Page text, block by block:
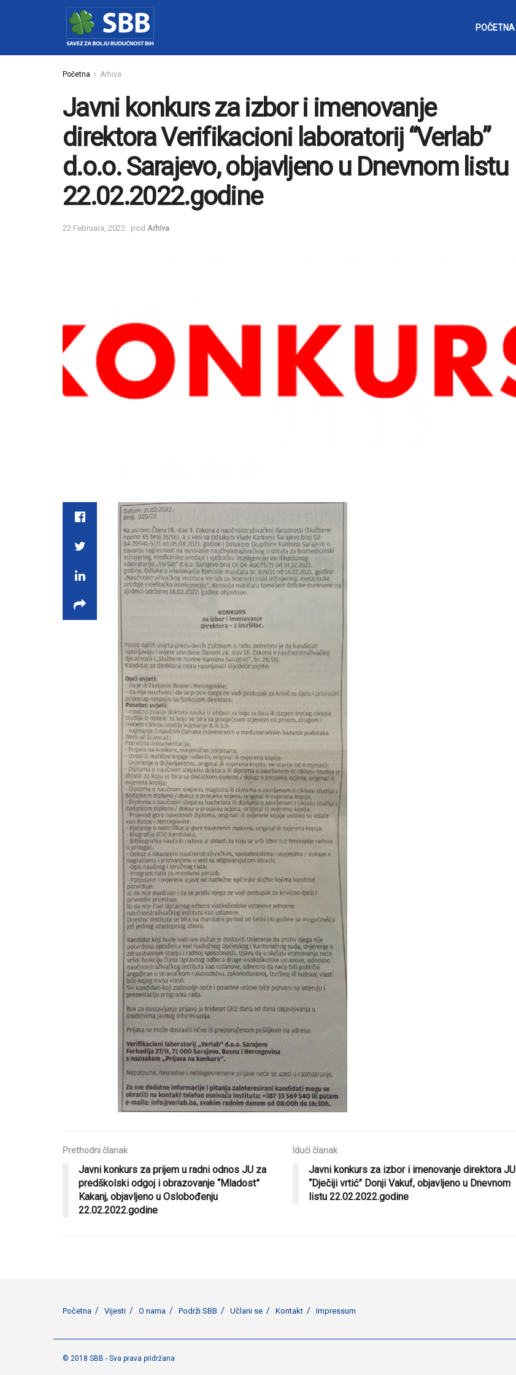
POČETNA
Početna Arhiva
Javni konkurs za izbor i imenovanje
direktora Verifikacioni laboratorij “Verlab”
d.o.o. Sarajevo, objavljeno u Dnevnom listu
22.02.2022.godine
22 Februara, 2022 pod Arhiva
Prethodni članak
Javni konkurs za prijem u radni odnos JU za
predškolski odgoj i obrazovanje “Mladost”
Kakanj, objavljeno u Oslobođenju
22.02.2022.godine
Idući članak
Javni konkurs za izbor i imenovanje direktora JU
“Dječiji vrtić” Donji Vakuf, objavljeno u Dnevnom
listu 22.02.2022.godine
Početna Vijesti O nama Podrži SBB Učlani se Kontakt Impressum
© 2018 SBB - Sva prava pridržana